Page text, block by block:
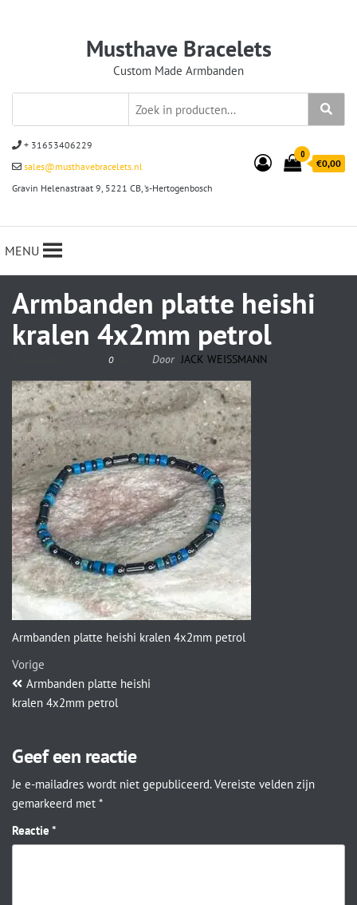
Musthave Bracelets
Custom Made Armbanden
+ 31653406229
sales@musthavebracelets.nl
Gravin Helenastraat 9, 5221 CB, ‘s-Hertogenbosch
0
€0,00
MENU
Armbanden platte heishi
kralen 4x2mm petrol
0 Door JACK WEISSMANN
Armbanden platte heishi kralen 4x2mm petrol
Vorige
Armbanden platte heishi
kralen 4x2mm petrol
Geef een reactie
Je e-mailadres wordt niet gepubliceerd. Vereiste velden zijn
gemarkeerd met *
Reactie *